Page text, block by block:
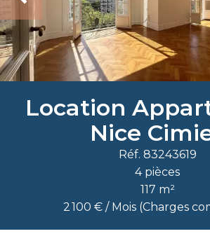
Location
Nice
Réf. 83243619
4 pièces
117 m²
2 100 € / Mois (Charges